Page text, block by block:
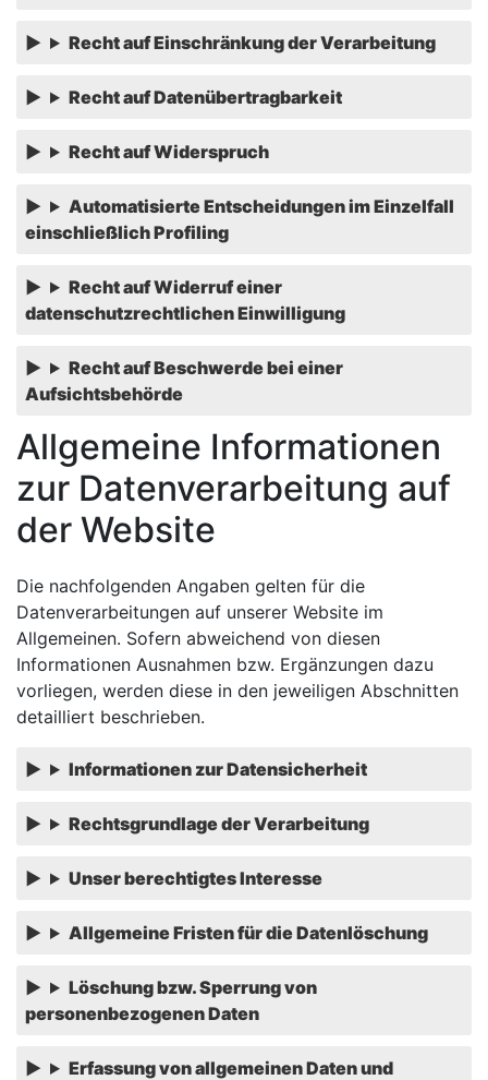
Recht auf Einschränkung der Verarbeitung
Recht auf Datenübertragbarkeit
Recht auf Widerspruch
Automatisierte Entscheidungen im Einzelfall
einschließlich Profiling
Recht auf Widerruf einer
datenschutzrechtlichen Einwilligung
Recht auf Beschwerde bei einer
Aufsichtsbehörde
Allgemeine Informationen
zur Datenverarbeitung auf
der Website
Die nachfolgenden Angaben gelten für die
Datenverarbeitungen auf unserer Website im
Allgemeinen. Sofern abweichend von diesen
Informationen Ausnahmen bzw. Ergänzungen dazu
vorliegen, werden diese in den jeweiligen Abschnitten
detailliert beschrieben.
Informationen zur Datensicherheit
Rechtsgrundlage der Verarbeitung
Unser berechtigtes Interesse
Allgemeine Fristen für die Datenlöschung
Löschung bzw. Sperrung von
personenbezogenen Daten
Erfassung von allgemeinen Daten und